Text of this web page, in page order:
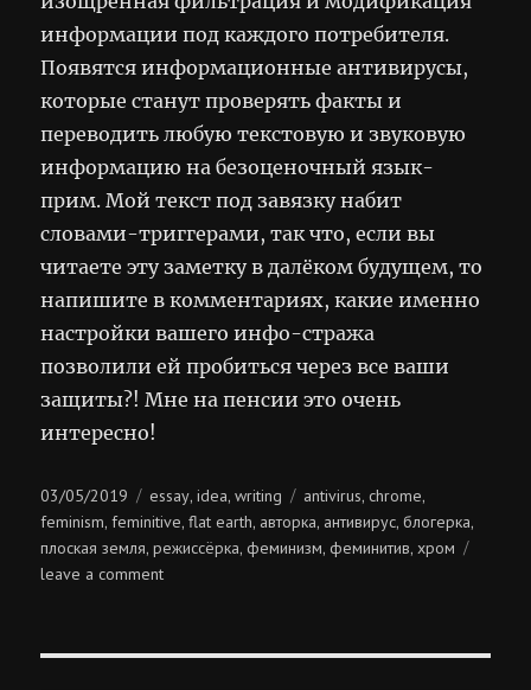
информации под каждого потребителя.
Появятся информационные антивирусы,
которые станут проверять факты и
переводить любую текстовую и звуковую
информацию на безоценочный язык-
прим. Мой текст под завязку набит
словами-триггерами, так что, если вы
читаете эту заметку в далёком будущем, то
напишите в комментариях, какие именно
настройки вашего инфо-стража
позволили ей пробиться через все ваши
защиты?! Мне на пенсии это очень
интересно!
Posted
on
03/05/2019 Categories
essay,idea,writing Tags
antivirus,chrome,
feminism,feminitive,flat earth, авторка, антивирус,блогерка,
плоская земля,режиссёрка,феминизм,феминитив,хром
leave a commenton